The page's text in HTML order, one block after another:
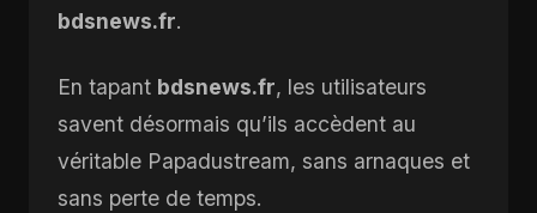
bdsnews.fr.
En tapant bdsnews.fr, les utilisateurs
savent désormais qu’ils accèdent au
véritable Papadustream, sans arnaques et
sans perte de temps.